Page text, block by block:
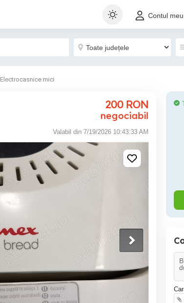
Contul meu
Electrocasnice mici
200 RON
negociabil
Valabil din 7/19/2026 10:43:33 AM